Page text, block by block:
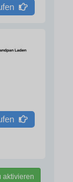
aktivieren